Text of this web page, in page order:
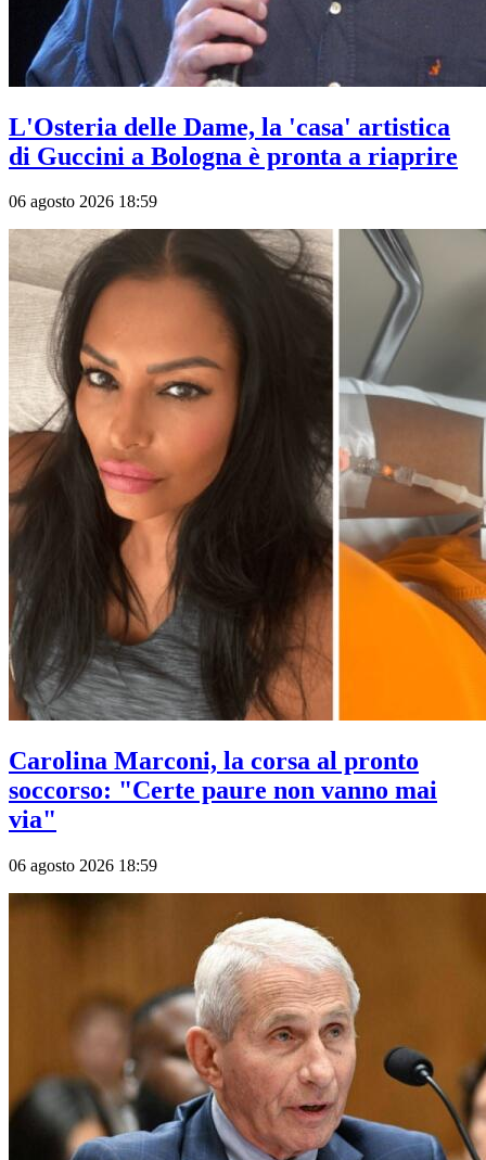
L'Osteria delle Dame, la 'casa' artistica
di Guccini a Bologna è pronta a riaprire
06 agosto 2026 18:59
Carolina Marconi, la corsa al pronto
soccorso: "Certe paure non vanno mai
via"
06 agosto 2026 18:59